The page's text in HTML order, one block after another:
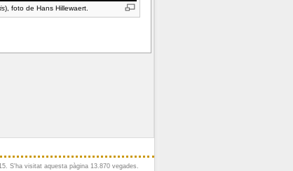
), foto de Hans Hillewaert.
S'ha visitat aquesta pàgina 13.870 vegades.